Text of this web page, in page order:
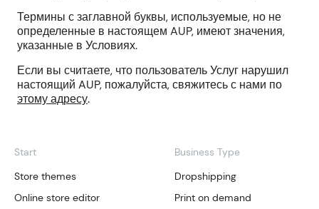
Термины с заглавной буквы, используемые, но не
определенные в настоящем AUP, имеют значения,
указанные в Условиях.
Если вы считаете, что пользователь Услуг нарушил
настоящий AUP, пожалуйста, свяжитесь с нами по
этому адресу.
Start
Store themes
Online store editor
Business Type
Dropshipping
Print on demand